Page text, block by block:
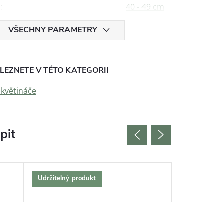
: 40 - 49 cm
VŠECHNY PARAMETRY
V TÉTO KATEGORII
Udržitelný produkt